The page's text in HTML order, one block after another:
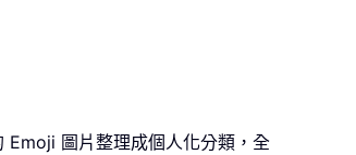
圖片整理成個人化分類，全